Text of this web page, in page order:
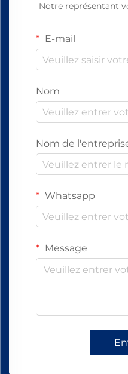
Notre représentant
E-mail
Nom
Nom de
Whatsapp
Message